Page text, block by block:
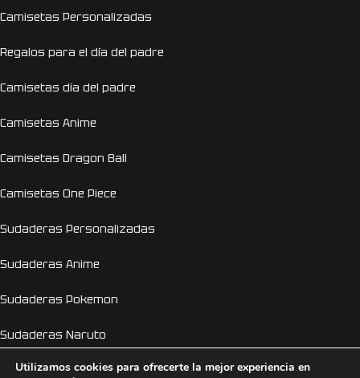
Camisetas Personalizadas
Regalos para el día del padre
Camisetas día del padre
Camisetas Anime
Camisetas Dragon Ball
Camisetas One Piece
Sudaderas Personalizadas
Sudaderas Anime
Sudaderas Pokemon
Sudaderas Naruto
Personalizador Online
Utilizamos cookies para ofrecerte la mejor experiencia en